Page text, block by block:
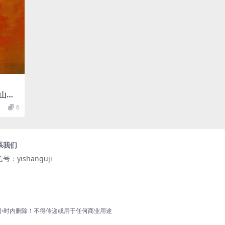
龙
星 6
我们
号：yishanguji
内删除！不得传递或用于任何商业用途